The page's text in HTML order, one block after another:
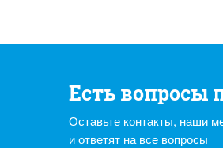
Есть вопросы
Оставьте контакты, наши
и ответят на все вопросы